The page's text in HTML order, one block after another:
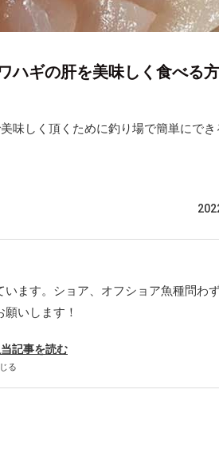
ギの肝を美味しく食べる方
味しく頂くために釣り場で簡単にでき
ます。ショア、オフショア魚種問わ
いします！
記事を読む
る